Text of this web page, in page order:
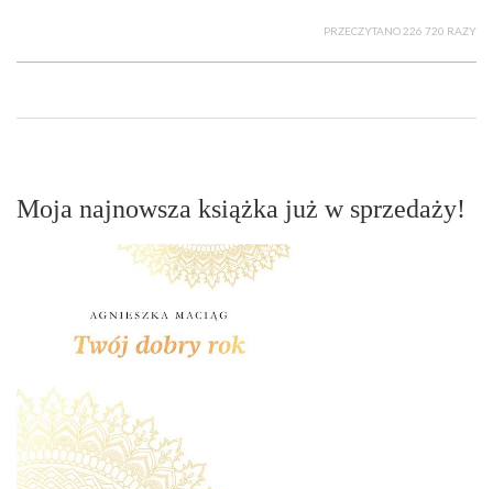
PRZECZYTANO 226 720 RAZY
Moja najnowsza książka już w sprzedaży!